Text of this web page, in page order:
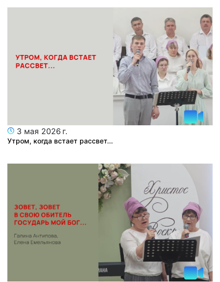
3 мая 2026 г.
Утром, когда встает рассвет...